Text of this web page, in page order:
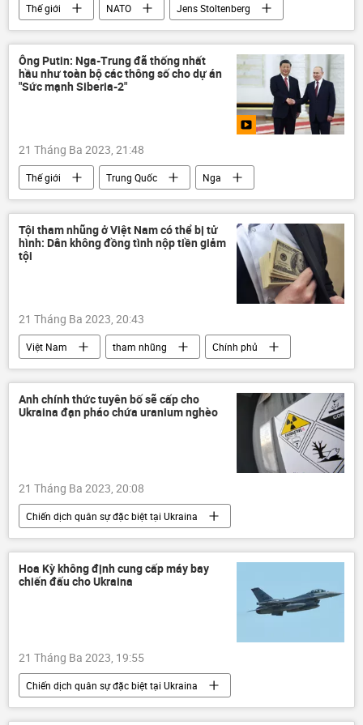
Thế giới NATO
Jens Stoltenberg
Nga
Trung Quốc
Quân sự
xung đột quân sự
viện trợ quân sự
Cuộc khủng hoảng ở Ukraina
Ông Putin: Nga-Trung đã thống nhất
hầu như toàn bộ các thông số cho dự án
"Sức mạnh Siberia-2"
21 Tháng Ba 2023, 21:48
Thế giới Trung Quốc
Nga
hợp tác
năng lượng
Kinh tế
Vladimir Putin
Tập Cận Bình
Chuyến thăm của Chủ tịch Trung Quốc Tập Cận Bình tới Mátxcơva
Tội tham nhũng ở Việt Nam có thể bị tử
hình: Dân không đồng tình nộp tiền giảm
tội
21 Tháng Ba 2023, 20:43
Việt Nam tham nhũng
Chính phủ
Chính sách
vi phạm
Anh chính thức tuyên bố sẽ cấp cho
Ukraina đạn pháo chứa uranium nghèo
21 Tháng Ba 2023, 20:08
Chiến dịch quân sự đặc biệt tại Ukraina
Thế giới
Anh
Ukraina
Cuộc khủng hoảng ở Ukraina
viện trợ quân sự
Nga
Hoa Kỳ không định cung cấp máy bay
chiến đấu cho Ukraina
21 Tháng Ba 2023, 19:55
Chiến dịch quân sự đặc biệt tại Ukraina
Thế giới
Ukraina